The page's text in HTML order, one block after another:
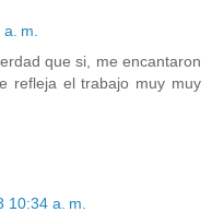
m.
que si, me encantaron
refleja el trabajo muy muy
10:34 a. m.